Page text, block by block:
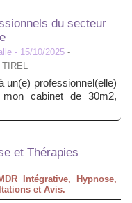
du secteur
- 15/10/2025 -
TIREL
un(e) professionnel(elle)
cabinet de 30m2,
et Thérapies
Intégrative, Hypnose,
et Avis.